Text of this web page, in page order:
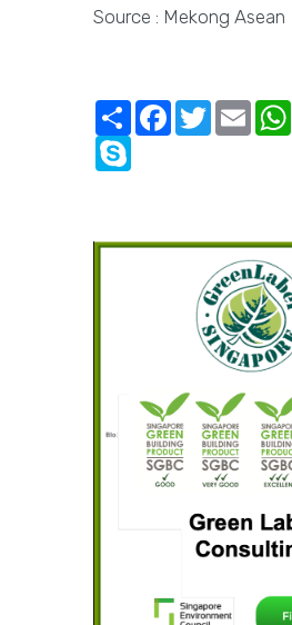
Source : Mekong Asean
ShareFacebook
TwitterEmail